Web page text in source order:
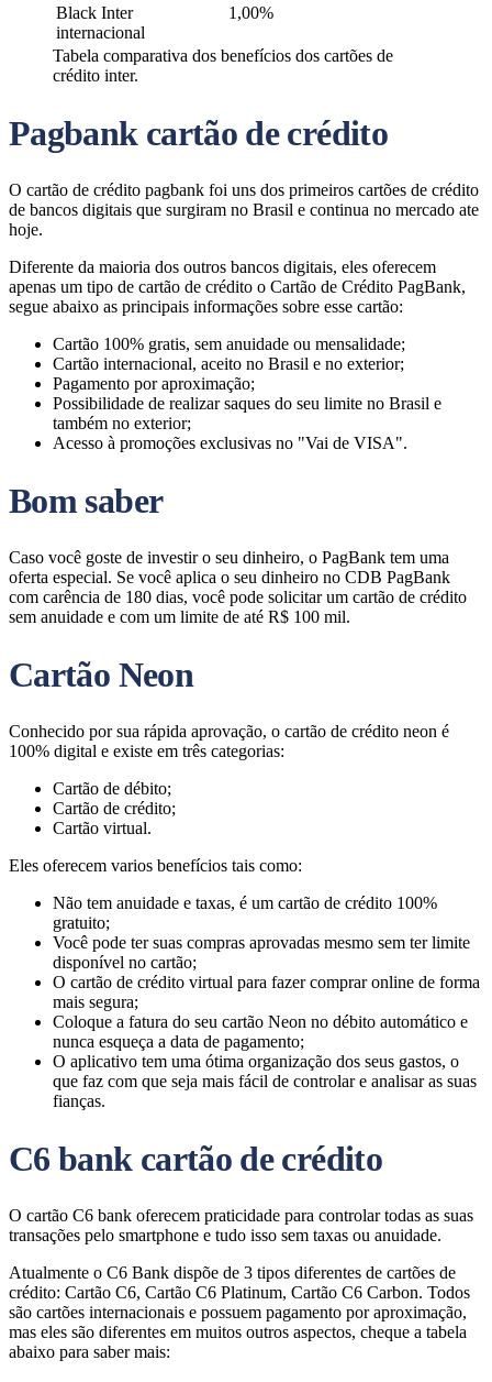
Black Inter
internacional
1,00%
Tabela comparativa dos benefícios dos cartões de
crédito inter.
Pagbank cartão de crédito
O cartão de crédito pagbank foi uns dos primeiros cartões de crédito
de bancos digitais que surgiram no Brasil e continua no mercado ate
hoje.
Diferente da maioria dos outros bancos digitais, eles oferecem
apenas um tipo de cartão de crédito o Cartão de Crédito PagBank,
segue abaixo as principais informações sobre esse cartão:
Cartão 100% gratis, sem anuidade ou mensalidade;
Cartão internacional, aceito no Brasil e no exterior;
Pagamento por aproximação;
Possibilidade de realizar saques do seu limite no Brasil e
também no exterior;
Acesso à promoções exclusivas no "Vai de VISA".
Bom saber
Caso você goste de investir o seu dinheiro, o PagBank tem uma
oferta especial. Se você aplica o seu dinheiro no CDB PagBank
com carência de 180 dias, você pode solicitar um cartão de crédito
sem anuidade e com um limite de até R$ 100 mil.
Cartão Neon
Conhecido por sua rápida aprovação, o cartão de crédito neon é
100% digital e existe em três categorias:
Cartão de débito;
Cartão de crédito;
Cartão virtual.
Eles oferecem varios benefícios tais como:
Não tem anuidade e taxas, é um cartão de crédito 100%
gratuito;
Você pode ter suas compras aprovadas mesmo sem ter limite
disponível no cartão;
O cartão de crédito virtual para fazer comprar online de forma
mais segura;
Coloque a fatura do seu cartão Neon no débito automático e
nunca esqueça a data de pagamento;
O aplicativo tem uma ótima organização dos seus gastos, o
que faz com que seja mais fácil de controlar e analisar as suas
fianças.
C6 bank cartão de crédito
O cartão C6 bank oferecem praticidade para controlar todas as suas
transações pelo smartphone e tudo isso sem taxas ou anuidade.
Atualmente o C6 Bank dispõe de 3 tipos diferentes de cartões de
crédito: Cartão C6, Cartão C6 Platinum, Cartão C6 Carbon. Todos
são cartões internacionais e possuem pagamento por aproximação,
mas eles são diferentes em muitos outros aspectos, cheque a tabela
abaixo para saber mais: